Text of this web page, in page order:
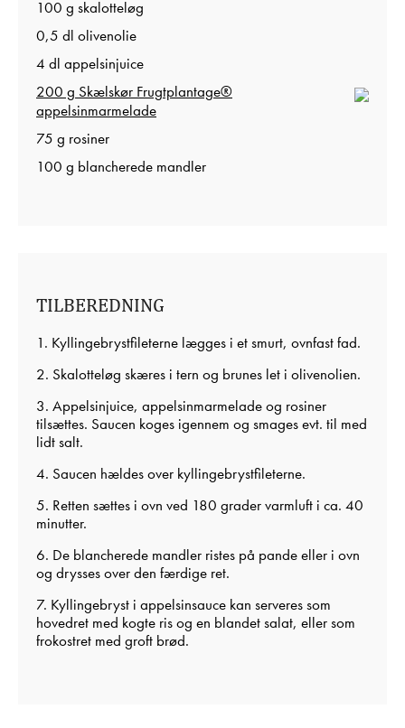
100 g skalotteløg
0,5 dl olivenolie
4 dl appelsinjuice
200 g Skælskør Frugtplantage®
appelsinmarmelade
75 g rosiner
100 g blancherede mandler
TILBEREDNING
1. Kyllingebrystfileterne lægges i et smurt, ovnfast fad.
2. Skalotteløg skæres i tern og brunes let i olivenolien.
3. Appelsinjuice, appelsinmarmelade og rosiner
tilsættes. Saucen koges igennem og smages evt. til med
lidt salt.
4. Saucen hældes over kyllingebrystfileterne.
5. Retten sættes i ovn ved 180 grader varmluft i ca. 40
minutter.
6. De blancherede mandler ristes på pande eller i ovn
og drysses over den færdige ret.
7. Kyllingebryst i appelsinsauce kan serveres som
hovedret med kogte ris og en blandet salat, eller som
frokostret med groft brød.